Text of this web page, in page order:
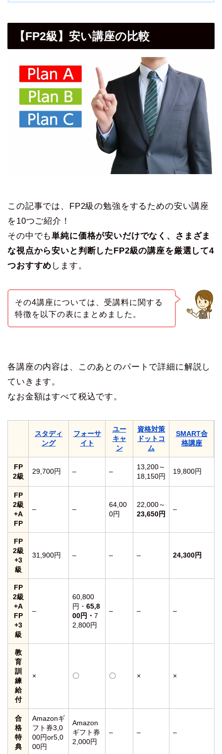
【FP2級】安い講座の比較
この記事では、FP2級の勉強をするための安い講座
を10つご紹介！
その中でも単純に価格が安いだけでなく、さまざま
な視点から安いと判断したFP2級の講座を厳選して4
つおすすめ します。
その4講座については、受講料に関する
特徴を以下の表にまとめました。
各講座の内容は、このあとのパートで詳細に解説し
ていきます。
なお金額はすべて税込です。
スタディ
ング
フォーサ
イト
ユー
キャ
ン
資格対策
ドットコ
ム
SMART合
格講座
FP
2級
29,700円 – –
13,200～
18,150円
19,800円
FP
2級
+A
FP
– –
64,00
0円
22,000～
23,650円
–
FP
2級
+3
級
31,900円 – – – 24,300円
FP
2級
+A
FP
+3
級
–
60,800
円・ 65,8
00円・ 7
2,800円
– – –
教
育
訓
練
給
付
× 〇 〇 × ×
合
格
特
典
Amazonギ
フト券3,0
00円or5,0
00円
Amazon
ギフト券
2,000円
– – –